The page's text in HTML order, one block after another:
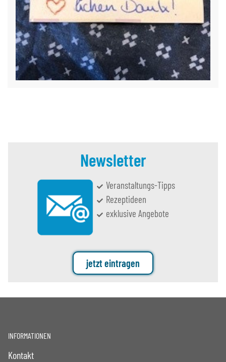
Newsletter
Veranstaltungs-Tipps
Rezeptideen
exklusive Angebote
jetzt eintragen
INFORMATIONEN
Kontakt